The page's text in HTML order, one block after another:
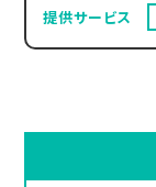
提供サービス